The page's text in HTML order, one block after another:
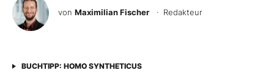
von Maximilian Fischer · Redakteur
BUCHTIPP: HOMO SYNTHETICUS